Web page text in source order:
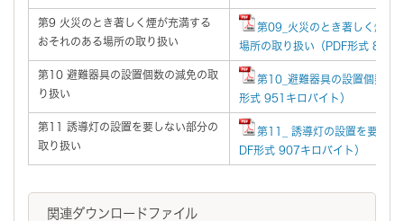
第9 火災のとき著しく煙が充満する
おそれのある場所の取り扱い
第09_火災のとき著しく煙が
場所の取り扱い（PDF形式 831
第10 避難器具の設置個数の減免の取
り扱い
第10_避難器具の設置個数の
形式 951キロバイト）
第11 誘導灯の設置を要しない部分の
取り扱い
第11_ 誘導灯の設置を要しな
DF形式 907キロバイト）
関連ダウンロードファイル